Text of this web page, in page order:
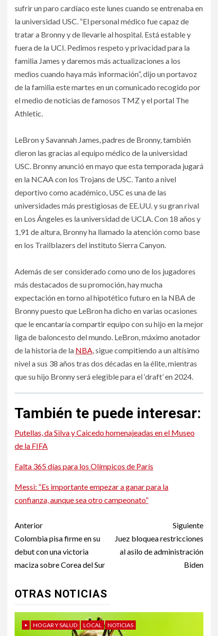
sufrir un paro cardíaco este lunes cuando se entrenaba en
la universidad USC. “El personal médico fue capaz de
tratar a Bronny y de llevarle al hospital. Está estable y
fuera de la UCI. Pedimos respeto y privacidad para la
familia James y daremos más actualizaciones a los
medios cuando haya más información”, dijo un portavoz
de la familia este martes en un comunicado recogido por
el medio de noticias de famosos TMZ y el portal The
Athletic.
LeBron y Savannah James, padres de Bronny, también
dieron las gracias al equipo médico de la universidad
USC. Bronny anunció en mayo que esta temporada jugará
en la NCAA con los Trojans de USC. Tanto a nivel
deportivo como académico, USC es una de las
universidades más prestigiosas de EE.UU. y su gran rival
en Los Ángeles es la universidad de UCLA. Con 18 años y
1,91 de altura, Bronny ha llamado la atención como base
en los Trailblazers del instituto Sierra Canyon.
Además de ser considerado como uno de los jugadores
más destacados de su promoción, hay mucha
expectación en torno al hipotético futuro en la NBA de
Bronny puesto que LeBron ha dicho en varias ocasiones
que le encantaría compartir equipo con su hijo en la mejor
liga de baloncesto del mundo. LeBron, máximo anotador
de la historia de la NBA , sigue compitiendo a un altísimo
nivel a sus 38 años tras dos décadas en la élite, mientras
que su hijo Bronny será elegible para el ‘draft’ en 2024.
También te puede interesar:
Putellas, da Silva y Caicedo homenajeadas en el Museo
de la FIFA
Falta 365 días para los Olímpicos de París
Messi: “Es importante empezar a ganar para la
confianza, aunque sea otro campeonato”
Post
navigation
Anterior
Colombia pisa firme en su
debut con una victoria
maciza sobre Corea del Sur
Siguiente
Juez bloquea restricciones
al asilo de administración
Biden
OTRAS NOTICIAS
• HOGAR Y SALUD LOCAL NOTICIAS